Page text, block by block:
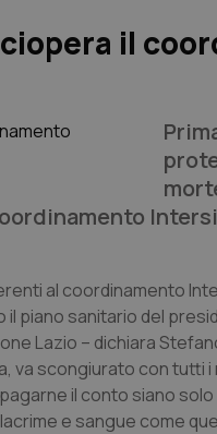
il
al coordinamento
piano sanitario del
Lazio – dichiara
scongiurato con tutti i
il conto siano
e sangue come